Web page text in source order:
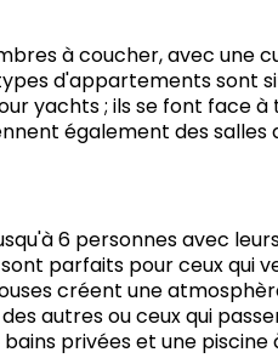
à coucher, avec une
d'appartements sont
yachts ; ils se font face à
également des salles
6 personnes avec
parfaits pour ceux qui
créent une
autres ou ceux qui
privées et une